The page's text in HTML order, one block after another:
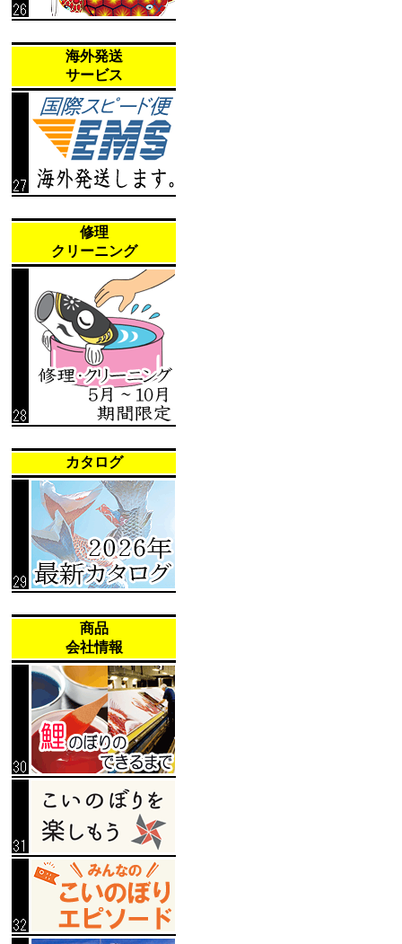
海外発送
サービス
修理
クリーニング
カタログ
商品
会社情報